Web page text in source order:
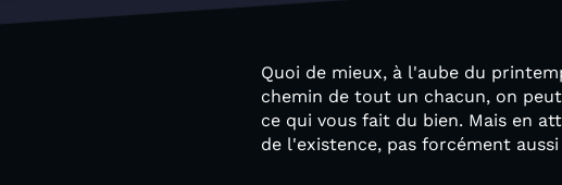
Quoi de mieux, à l'aube du
chemin de tout un chacun, on
ce qui vous fait du bien. Mais en
de l'existence, pas forcément